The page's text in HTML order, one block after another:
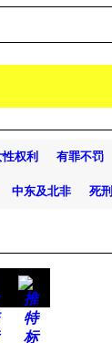
权利 有罪不罚
中东及北非 死刑